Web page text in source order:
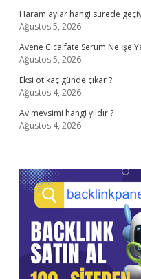
Haram aylar hangi surede
Ağustos 5, 2026
Avene Cicalfate Serum Ne İşe
Ağustos 5, 2026
Eksi ot kaç günde çıkar ?
Ağustos 4, 2026
Av mevsimi hangi yıldır ?
Ağustos 4, 2026